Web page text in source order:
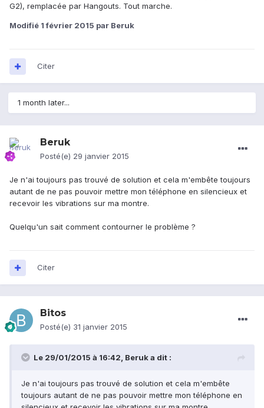
G2), remplacée par Hangouts. Tout marche.
Modifié 1 février 2015 par Beruk
Citer
1 month later...
Beruk
Posté(e) 29 janvier 2015
Je n'ai toujours pas trouvé de solution et cela m'embête toujours
autant de ne pas pouvoir mettre mon téléphone en silencieux et
recevoir les vibrations sur ma montre.
Quelqu'un sait comment contourner le problème ?
Citer
Bitos
Posté(e) 31 janvier 2015
Le 29/01/2015 à 16:42, Beruk a dit :
Je n'ai toujours pas trouvé de solution et cela m'embête
toujours autant de ne pas pouvoir mettre mon téléphone en